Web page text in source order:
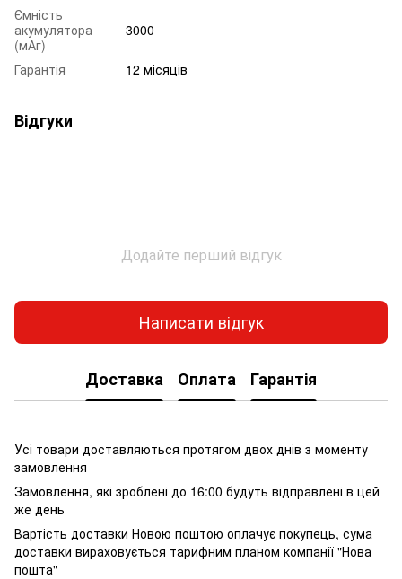
Ємність
акумулятора
(мАг)
3000
Гарантія 12 місяців
Відгуки
Додайте перший відгук
Написати відгук
Доставка Оплата Гарантія
Усі товари доставляються протягом двох днів з моменту
замовлення
Замовлення, які зроблені до 16:00 будуть відправлені в цей
же день
Вартість доставки Новою поштою оплачує покупець, сума
доставки вираховується тарифним планом компанії "Нова
пошта"